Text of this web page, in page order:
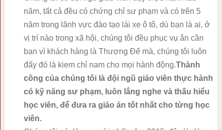
năm, tất cả đều có chứng chỉ sư phạm và có trên 5
năm trong lãnh vực đào tạo lái xe ô tô, dù bạn là ai, ở
vị trí nào trong xã hội, chúng tôi đều phục vụ ân cần
bạn vì khách hàng là Thượng Đế mà, chúng tôi luôn
đấy đó là kiem chỉ nam cho mọi hành động.Thành
công của chúng tôi là đội ngũ giáo viên thực hành
có kỹ năng sư phạm, luôn lắng nghe và thấu hiểu
học viên, để đưa ra giáo án tốt nhất cho từng học
viên.